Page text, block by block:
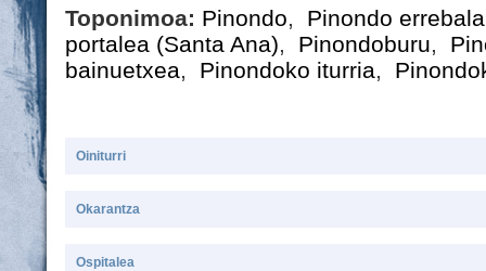
Toponimoa: Pinondo, Pinondo errebala
portalea (Santa Ana), Pinondoburu,
bainuetxea, Pinondoko iturria,
Oiniturri
Okarantza
Ospitalea